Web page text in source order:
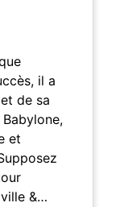
il a
de sa
et
&…